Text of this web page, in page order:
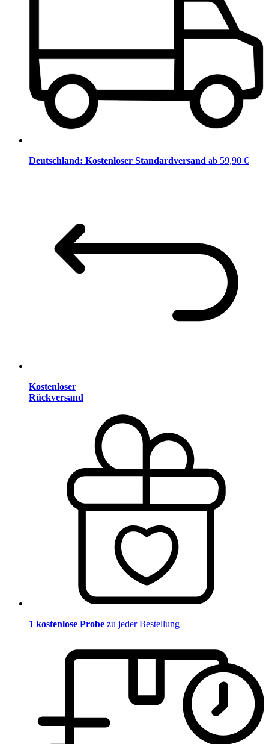
Deutschland: Kostenloser Standardversand ab 59,90 €
Kostenloser
Rückversand
1 kostenlose Probe zu jeder Bestellung